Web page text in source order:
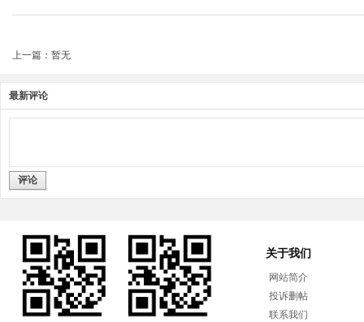
上一篇：暂无
最新评论
评论
关于我们
网站简介
投诉删帖
联系我们